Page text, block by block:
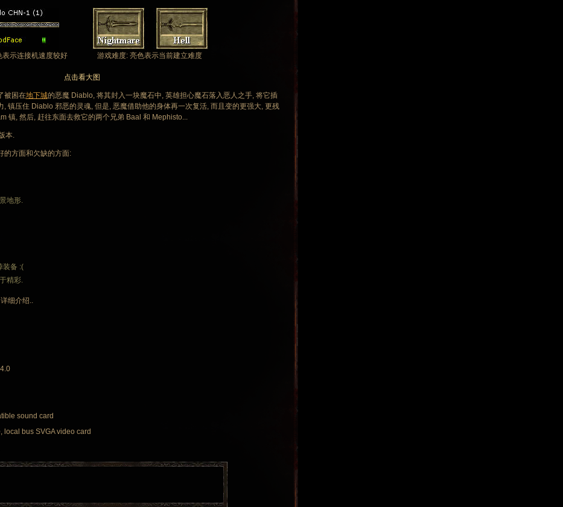
表示连接机速度较好 游戏难度: 亮色表示当前建立难度
点击看大图
被困在地下城的恶魔 Diablo, 将其封入一块魔石中, 英雄担心魔石落入恶人之手, 将它插
镇压住 Diablo 邪恶的灵魂, 但是, 恶魔借助他的身体再一次复活, 而且变的更强大, 更残
镇, 然后, 赶往东面去救它的两个兄弟 Baal 和 Mephisto...
本.
方面和欠缺的方面:
地形.
装备 :(
精彩.
细介绍..
sound card
local bus SVGA video card